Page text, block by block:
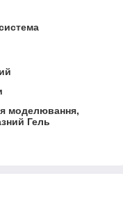
моделювання,
Гель